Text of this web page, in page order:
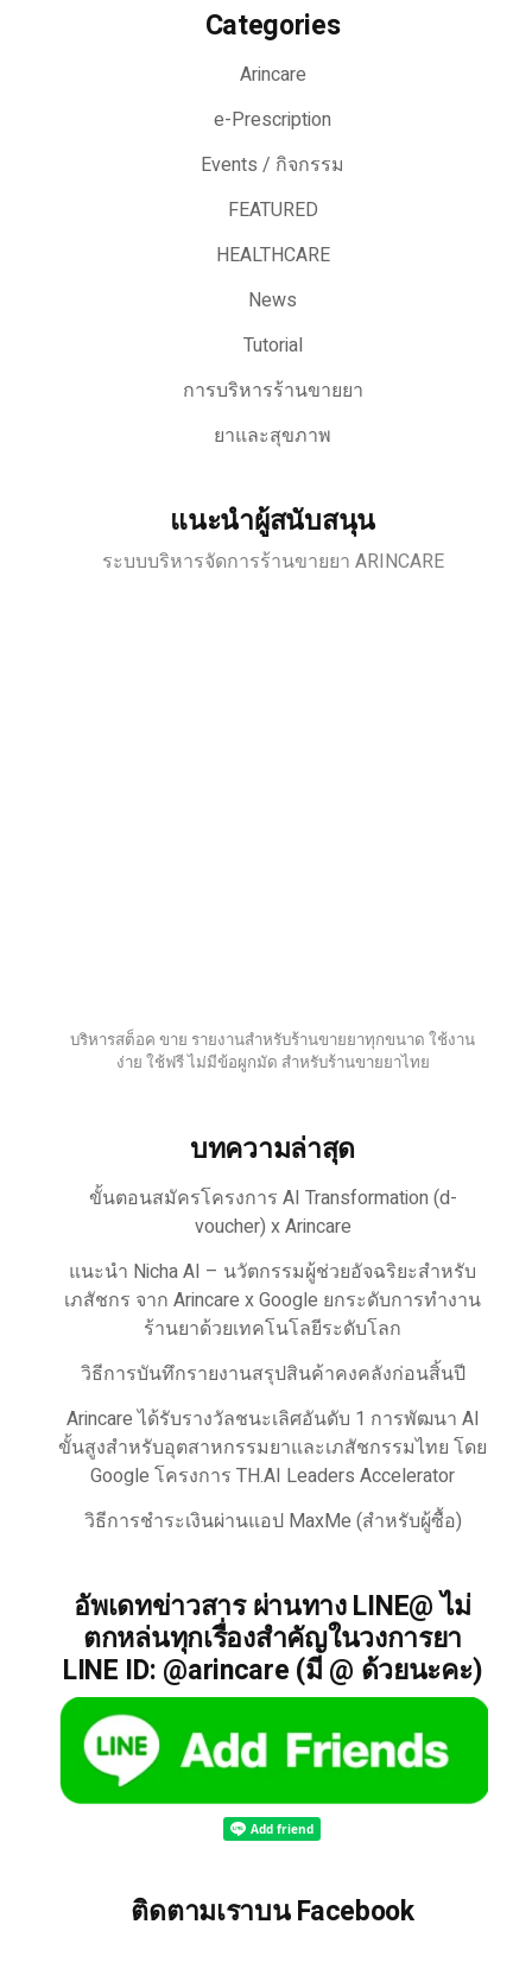
Categories
Arincare
e-Prescription
Events / กิจกรรม
FEATURED
HEALTHCARE
News
Tutorial
การบริหารร้านขายยา
ยาและสุขภาพ
แนะนำผู้สนับสนุน
ระบบบริหารจัดการร้านขายยา ARINCARE
บริหารสต็อค ขาย รายงานสำหรับร้านขายยาทุกขนาด ใช้งาน
ง่าย ใช้ฟรี ไม่มีข้อผูกมัด สำหรับร้านขายยาไทย
บทความล่าสุด
ขั้นตอนสมัครโครงการ AI Transformation (d-
voucher) x Arincare
แนะนำ Nicha AI – นวัตกรรมผู้ช่วยอัจฉริยะสำหรับ
เภสัชกร จาก Arincare x Google ยกระดับการทำงาน
ร้านยาด้วยเทคโนโลยีระดับโลก
วิธีการบันทึกรายงานสรุปสินค้าคงคลังก่อนสิ้นปี
Arincare ได้รับรางวัลชนะเลิศอันดับ 1 การพัฒนา AI
ขั้นสูงสำหรับอุตสาหกรรมยาและเภสัชกรรมไทย โดย
Google โครงการ TH.AI Leaders Accelerator
วิธีการชำระเงินผ่านแอป MaxMe (สำหรับผู้ซื้อ)
อัพเดทข่าวสาร ผ่านทาง LINE@ ไม่
ตกหล่นทุกเรื่องสำคัญในวงการยา
LINE ID: @arincare (มี @ ด้วยนะคะ)
ติดตามเราบน Facebook